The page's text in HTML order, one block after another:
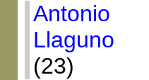
Antonio
Llaguno
(23)